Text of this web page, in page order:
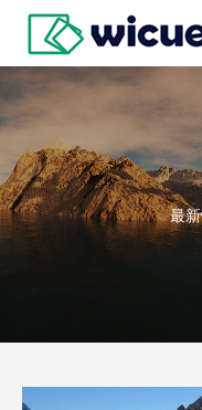
最